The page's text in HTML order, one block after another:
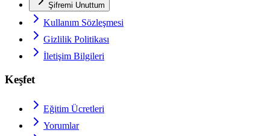
Şifremi Unuttum
Kullanım Sözleşmesi
Gizlilik Politikası
İletişim Bilgileri
Keşfet
Eğitim Ücretleri
Yorumlar